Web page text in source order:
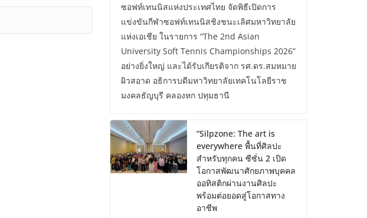
ซอฟท์เทนนิสแห่งประเทศไทย จัดพิธีเปิดการ
แข่งขันกีฬาซอฟท์เทนนิสชิงชนะเลิศมหาวิทยาลัย
แห่งเอเชีย ในรายการ “The 2nd Asian
University Soft Tennis Championships 2026”
อย่างยิ่งใหญ่ และได้รับเกียรติจาก รศ.ดร.สมหมาย
ผิวสอาด อธิการบดีมหาวิทยาลัยเทคโนโลยีราช
มงคลธัญบุรี คลองหก ปทุมธานี
“Silpzone: The art is
everywhere พื้นที่ศิลปะ
สำหรับทุกคน ซีซั่น 2 เปิด
โอกาสพัฒนาศักยภาพบุคคล
ออทิสติกผ่านงานศิลปะ
พร้อมต่อยอดสู่โอกาสทาง
อาชีพ